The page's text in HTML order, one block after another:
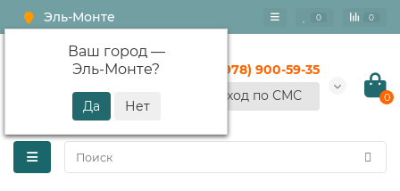
Эль-Монте
Ваш город —
Эль-Монте?
0 0
+7 (978) 900-59-35
Вход по СМС
0